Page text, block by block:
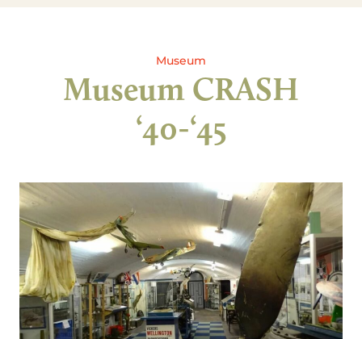
Museum
Museum CRASH
‘40-‘45